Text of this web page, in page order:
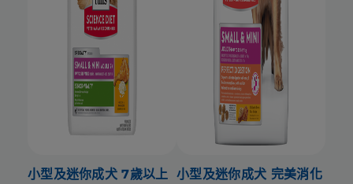
小型及迷你成犬 7歲以上 小型及迷你成犬 完美消化